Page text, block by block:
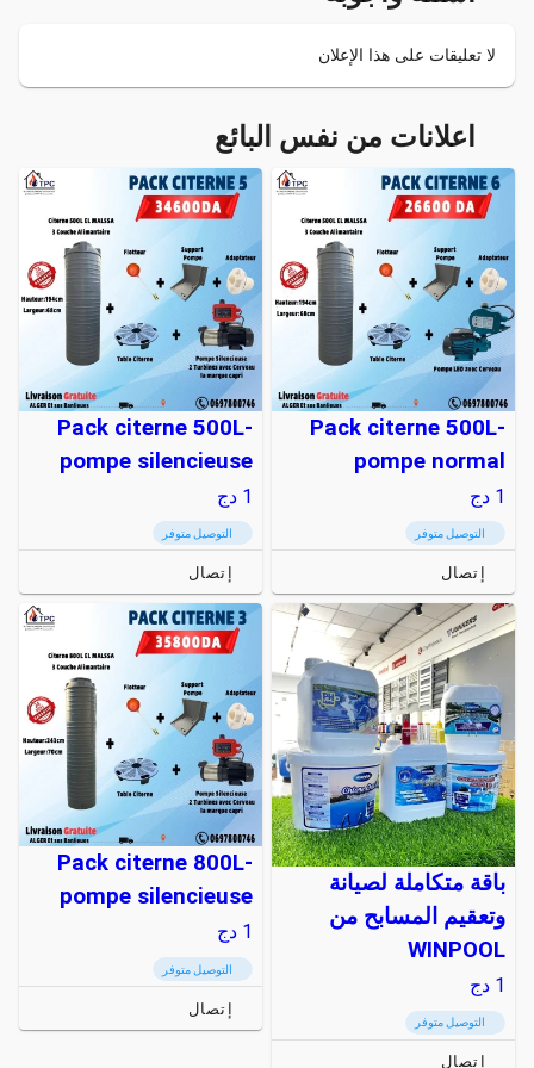
لا تعليقات على هذا الإعلان
اعلانات من نفس البائع
Pack citerne 500L-
pompe normal
1 دج
التوصيل متوفر
إتصال
Pack citerne 500L-
pompe silencieuse
1 دج
التوصيل متوفر
إتصال
باقة متكاملة لصيانة
وتعقيم المسابح من
WINPOOL
1 دج
التوصيل متوفر
إتصال
Pack citerne 800L-
pompe silencieuse
1 دج
التوصيل متوفر
إتصال